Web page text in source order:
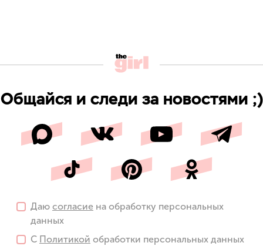
Общайся и следи за новостями ;)
Даю согласие на обработку персональных
данных
С Политикой обработки персональных данных